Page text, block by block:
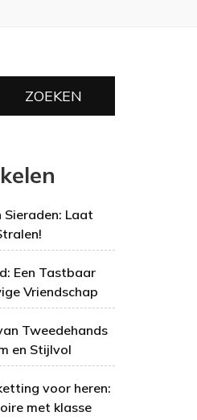
ZOEKEN
Laat
Een Tastbaar
Vriendschap
Tweedehands
en Stijlvol
voor heren:
met klasse